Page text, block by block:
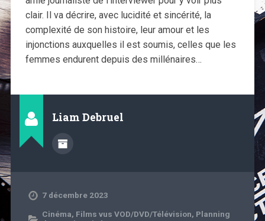
clair. Il va décrire, avec lucidité et sincérité, la
complexité de son histoire, leur amour et les
injonctions auxquelles il est soumis, celles que les
femmes endurent depuis des millénaires…
Liam Debruel
7 décembre 2023
Cinéma, Films vus VOD/DVD/Télévision, Planning